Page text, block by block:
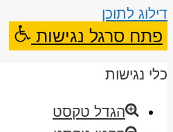
דילוג לתוכן
פתח סרגל נגישות
כלי נגישות
הגדל טקסט